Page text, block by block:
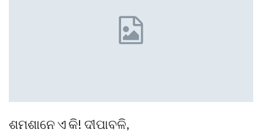
ଶମଶାନେ ଏ କି! ଦୀପାବଳି,